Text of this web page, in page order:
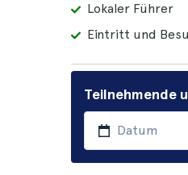
Lokaler Führer
Eintritt und
Teilnehmende